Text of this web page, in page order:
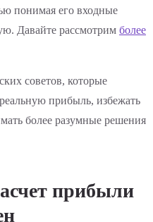
понимая его входные
Давайте рассмотрим более
советов, которые
прибыль, избежать
более разумные решения
прибыли